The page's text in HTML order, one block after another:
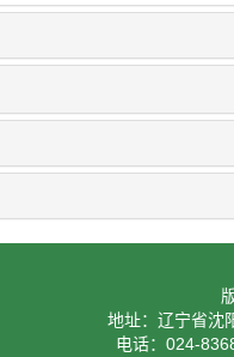
地址：辽宁省沈
电话：024-